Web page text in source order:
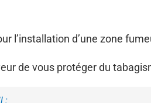
l’installation d’une zone
de vous protéger du
: